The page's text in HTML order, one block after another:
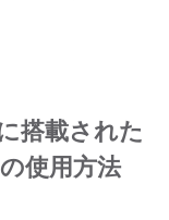
搭載された
使用方法